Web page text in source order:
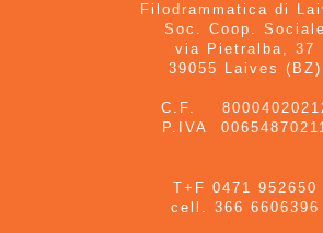
Filodrammatica di
Soc. Coop. Sociale
via Pietralba, 37
39055 Laives (BZ)
C.F.
P.IVA
T+F 0471 952650
cell. 366 6606396